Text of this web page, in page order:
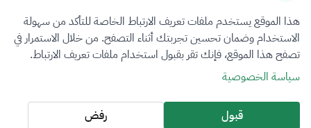
سياسة الخصوصيةشروط الاستخدامخريطة الموقع
جميع الحقوق محفوظة 2026 © ZATCA.GOV.SA
تم تطويره وصيانته بواسطة هيئة الزكاة والضريبة والجمارك
آخر تحديث للموقع في
هذا الموقع يستخدم ملفات تعريف الارتباط الخاصة للتأكد من سهولة
الاستخدام وضمان تحسين تجربتك أثناء التصفح. من خلال الاستمرار في
تصفح هذا الموقع، فإنك تقر بقبول استخدام ملفات تعريف الارتباط.
سياسة الخصوصية
قبول رفض